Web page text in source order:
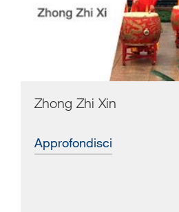
Zhong Zhi Xin
approfondisci